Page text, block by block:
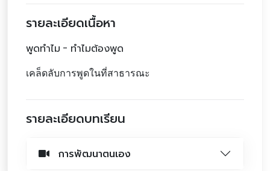
รายละเอียดเนื้อหา
พูดทำไม - ทำไมต้องพูด
เคล็ดลับการพูดในที่สาธารณะ
รายละเอียดบทเรียน
การพัฒนาตนเอง